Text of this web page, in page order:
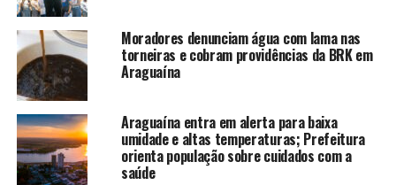
Moradores denunciam água com lama nas
torneiras e cobram providências da BRK em
Araguaína
Araguaína entra em alerta para baixa
umidade e altas temperaturas; Prefeitura
orienta população sobre cuidados com a
saúde